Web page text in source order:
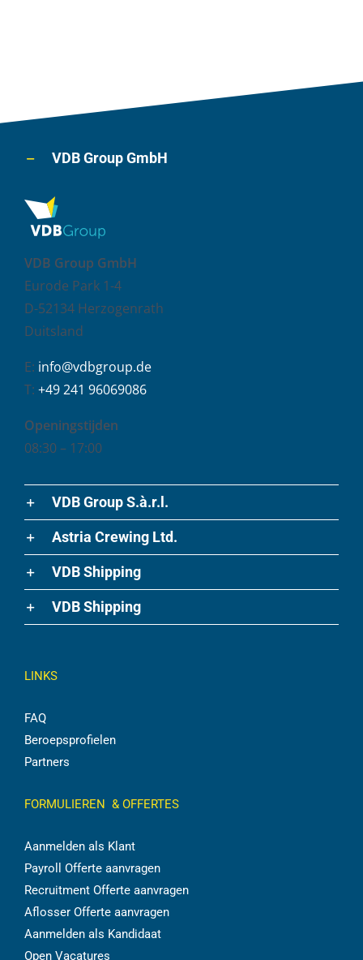
VDB Group GmbH
VDB Group GmbH
Eurode Park 1-4
D-52134 Herzogenrath
Duitsland
E: info@vdbgroup.de
T: +49 241 96069086
Openingstijden
08:30 – 17:00
VDB Group S.à.r.l.
Astria Crewing Ltd.
VDB Shipping
VDB Shipping
LINKS
FAQ
Beroepsprofielen
Partners
FORMULIEREN & OFFERTES
Aanmelden als Klant
Payroll Offerte aanvragen
Recruitment Offerte aanvragen
Aflosser Offerte aanvragen
Aanmelden als Kandidaat
Open Vacatures